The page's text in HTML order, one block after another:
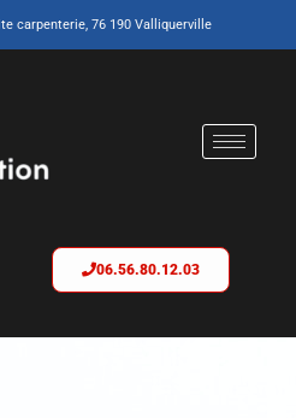
carpenterie, 76 190 Valliquerville
06.56.80.12.03